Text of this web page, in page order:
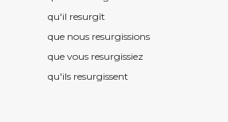
qu'il resurgît
que nous resurgissions
que vous resurgissiez
qu'ils resurgissent